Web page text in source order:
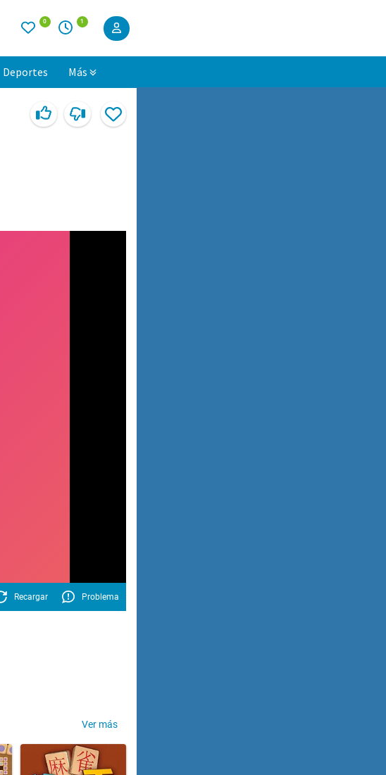
0 1
Deportes Más
Recargar Problema
Ver más